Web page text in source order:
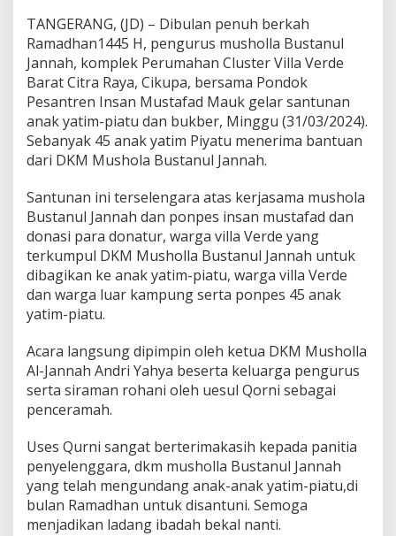
B
u
k
b
e
r
d
a
n
S
n
u
n
a
n
A
n
Y
a
t
i
P
i
a
t
u
TANGERANG, (JD) – Dibulan penuh berkah
Ramadhan1445 H, pengurus musholla Bustanul
Jannah, komplek Perumahan Cluster Villa Verde
Barat Citra Raya, Cikupa, bersama Pondok
Pesantren Insan Mustafad Mauk gelar santunan
anak yatim-piatu dan bukber, Minggu (31/03/2024).
Sebanyak 45 anak yatim Piyatu menerima bantuan
dari DKM Mushola Bustanul Jannah.
Santunan ini terselengara atas kerjasama mushola
Bustanul Jannah dan ponpes insan mustafad dan
donasi para donatur, warga villa Verde yang
terkumpul DKM Musholla Bustanul Jannah untuk
dibagikan ke anak yatim-piatu, warga villa Verde
dan warga luar kampung serta ponpes 45 anak
yatim-piatu.
Acara langsung dipimpin oleh ketua DKM Musholla
Al-Jannah Andri Yahya beserta keluarga pengurus
serta siraman rohani oleh uesul Qorni sebagai
penceramah.
Uses Qurni sangat berterimakasih kepada panitia
penyelenggara, dkm musholla Bustanul Jannah
yang telah mengundang anak-anak yatim-piatu,di
bulan Ramadhan untuk disantuni. Semoga
menjadikan ladang ibadah bekal nanti.